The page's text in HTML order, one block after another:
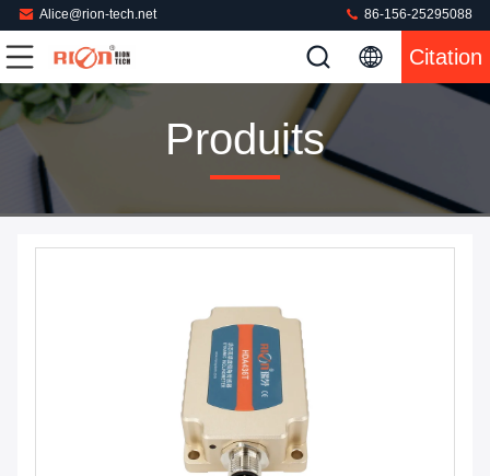
Alice@rion-tech.net 86-156-25295088
Citation
Produits